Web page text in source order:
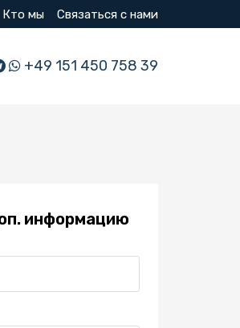
Кто мы Связаться с нами
+49 151 450 758 39
информацию